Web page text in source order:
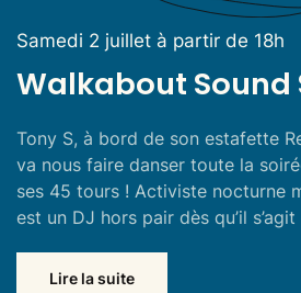
Samedi 2 juillet à partir de 18h
Walkabout Sound
Tony S, à bord de son estafette
va nous faire danser toute la
ses 45 tours ! Activiste nocturne
est un DJ hors pair dès qu’il
Lire la suite